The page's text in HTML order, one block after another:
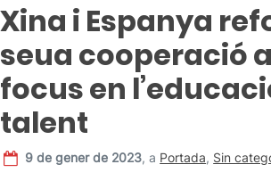
Xina i Espanya
seua cooperació
focus en
talent
9 de gener de 2023,a Portada, Sin